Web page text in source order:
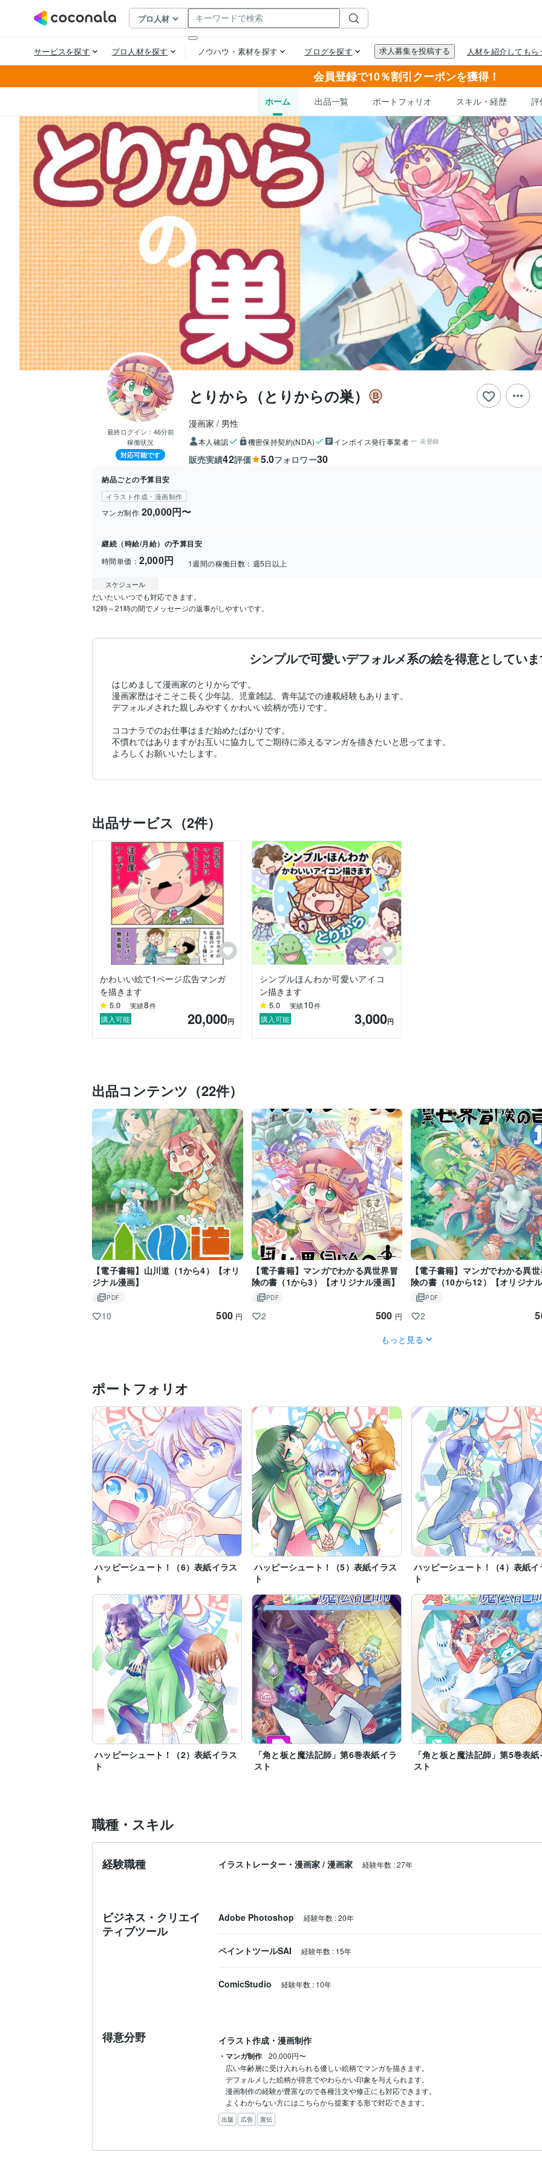
会員登録で10％割引クーポンを獲得！
ホーム 出品一覧 ポートフォリオ スキル・経歴 評
最終ログイン： 46分前
稼働状況
対応可能です
とりから（とりからの巣）
漫画家 男性
本人確認 機密保持契約(NDA) インボイス発行事業者 未登録
販売実績42評価 5.0フォロワー30
納品ごとの予算目安
イラスト作成・漫画制作
マンガ制作 20,000円〜
継続（時給/月給）の予算目安
時間単価： 2,000円 1週間の稼働日数： 週5日以上
スケジュール
だいたいいつでも対応できます。
12時～21時の間でメッセージの返事がしやすいです。
シンプルで可愛いデフォルメ系の絵を得意としてい
はじめまして漫画家のとりからです。
漫画家歴はそこそこ長く少年誌、児童雑誌、青年誌での連載経験もあります。
デフォルメされた親しみやすくかわいい絵柄が売りです。
ココナラでのお仕事はまだ始めたばかりです。
不慣れではありますがお互いに協力してご期待に添えるマンガを描きたいと思ってます。
よろしくお願いいたします。
出品サービス（2件）
かわいい絵で1ページ広告マンガ
を描きます
5.0 実績8件
購入可能 20,000円
シンプルほんわか可愛いアイコ
ン描きます
5.0 実績10件
購入可能 3,000円
出品コンテンツ（22件）
【電子書籍】山川道（1から4）【オリ
ジナル漫画】
PDF
10 500 円
【電子書籍】マンガでわかる異世界冒
険の書（1から3）【オリジナル漫画】
PDF
2 500 円
【電子書籍】マンガでわかる異
険の書（10から12）【オリジナ
画】PDF
2
もっと見る
ポートフォリオ
ハッピーシュート！（6）表紙イラス
ト
ハッピーシュート！（5）表紙イラス
ト
ハッピーシュート！（4）表紙イ
ト
ハッピーシュート！（2）表紙イラス
ト
「角と板と魔法記師」第6巻表紙イラ
スト
「角と板と魔法記師」第5巻表
スト
職種・スキル
経験職種 イラストレーター・漫画家 / 漫画家 経験年数 :27年
ビジネス・クリエイ
ティブツール
Adobe Photoshop 経験年数 :20年
ペイントツールSAI 経験年数 : 15年
ComicStudio 経験年数 : 10年
得意分野 イラスト作成・漫画制作
・マンガ制作
20,000円〜
広い年齢層に受け入れられる優しい絵柄でマンガを描きます。
デフォルメした絵柄が得意でやわらかい印象を与えられます。
漫画制作の経験が豊富なので各種注文や修正にも対応できます。
よくわからない方にはこちらから提案する形で対応できます。
出版 広告 宣伝